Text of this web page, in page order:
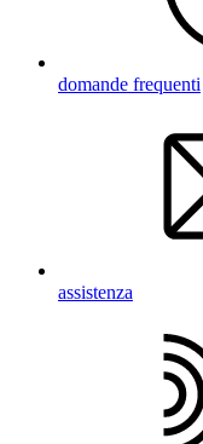
domande frequenti
assistenza